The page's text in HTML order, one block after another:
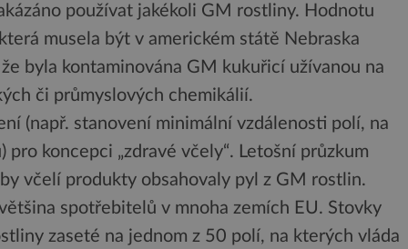
používat jakékoli GM rostliny. Hodnotu
musela být v americkém státě Nebraska
byla kontaminována GM kukuřicí užívanou na
či průmyslových chemikálií.
(např. stanovení minimální vzdálenosti polí, na
koncepci „zdravé včely“. Letošní průzkum
včelí produkty obsahovaly pyl z GM rostlin.
spotřebitelů v mnoha zemích EU. Stovky
zaseté na jednom z 50 polí, na kterých vláda